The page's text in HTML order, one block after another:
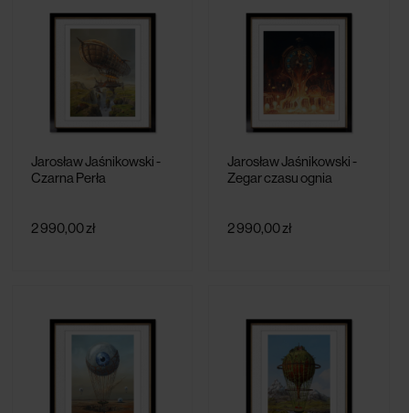
Jarosław Jaśnikowski -
Czarna Perła
2 990,00 zł
Jarosław Jaśnikowski -
Zegar czasu ognia
2 990,00 zł